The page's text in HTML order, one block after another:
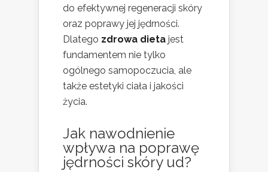
do efektywnej regeneracji skóry
oraz poprawy jej jędrności.
Dlatego zdrowa dieta jest
fundamentem nie tylko
ogólnego samopoczucia, ale
także estetyki ciała i jakości
życia.
Jak nawodnienie
wpływa na poprawę
jędrności skóry ud?